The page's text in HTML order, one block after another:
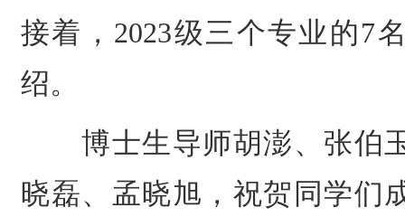
接着，2023级三个专业的7
绍。
博士生导师胡澎、张伯
晓磊、孟晓旭，祝贺同学们